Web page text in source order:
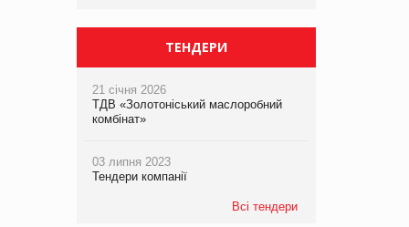
ТЕНДЕРИ
21 січня 2026
ТДВ «Золотоніський маслоробний
комбінат»
03 липня 2023
Тендери компанії
Всі тендери